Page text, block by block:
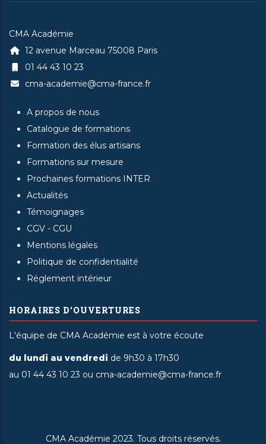
CMA Académie
12 avenue Marceau 75008 Paris
01 44 43 10 23
cma-academie@cma-france.fr
A propos de nous
Catalogue de formations
Formation des élus artisans
Formations sur mesure
Prochaines formations INTER
Actualités
Témoignages
CGV - CGU
Mentions légales
Politique de confidentialité
Réglement intérieur
HORAIRES D'OUVERTURES
L'équipe de CMA Académie est à votre écoute
du lundi au vendredi de 9h30 à 17h30
au 01 44 43 10 23 ou cma-academie@cma-france.fr
CMA Académie 2023. Tous droits réservés.